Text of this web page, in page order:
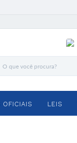
OFICIAIS LEIS